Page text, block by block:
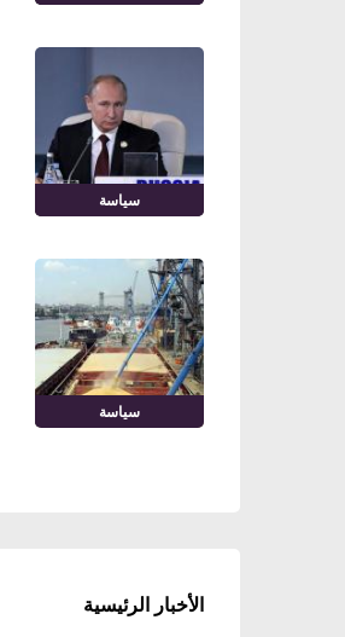
سياسة
سياسة
الأخبار الرئيسية